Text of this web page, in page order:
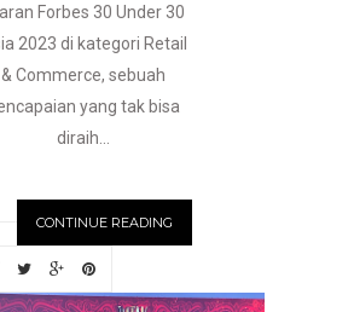
Forbes 30 Under 30
2023 di kategori Retail
& Commerce, sebuah
yang tak bisa
diraih...
CONTINUE READING